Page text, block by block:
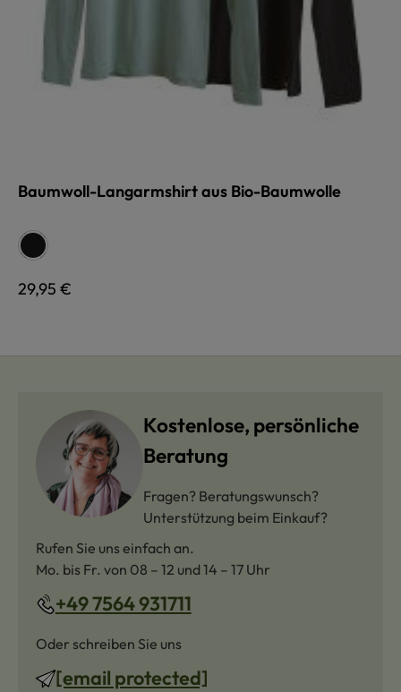
Baumwoll-Langarmshirt aus Bio-Baumwolle
Farbeschwarz
Regulärer Preis:
29,95 €
Kostenlose, persönliche
Beratung
Fragen? Beratungswunsch?
Unterstützung beim Einkauf?
Rufen Sie uns einfach an.
Mo. bis Fr. von 08 – 12 und 14 – 17 Uhr
+49 7564 931711
Oder schreiben Sie uns
[email protected]